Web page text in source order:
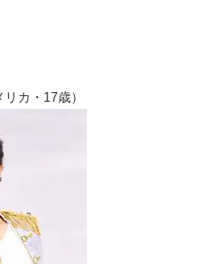
リカ・17歳）